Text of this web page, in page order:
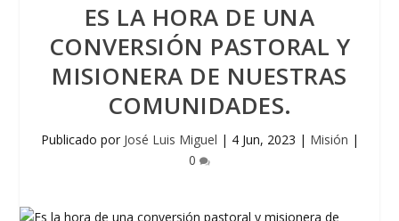
ES LA HORA DE UNA
CONVERSIÓN PASTORAL Y
MISIONERA DE NUESTRAS
COMUNIDADES.
Publicado por José Luis Miguel | 4 Jun, 2023 | Misión |
0